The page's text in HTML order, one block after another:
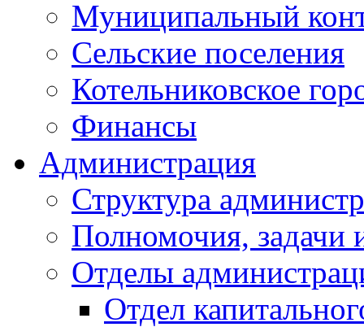
Муниципальный
Сельские поселения
Котельниковское
Финансы
Администрация
Структура
Полномочия, задачи
Отделы
Отдел